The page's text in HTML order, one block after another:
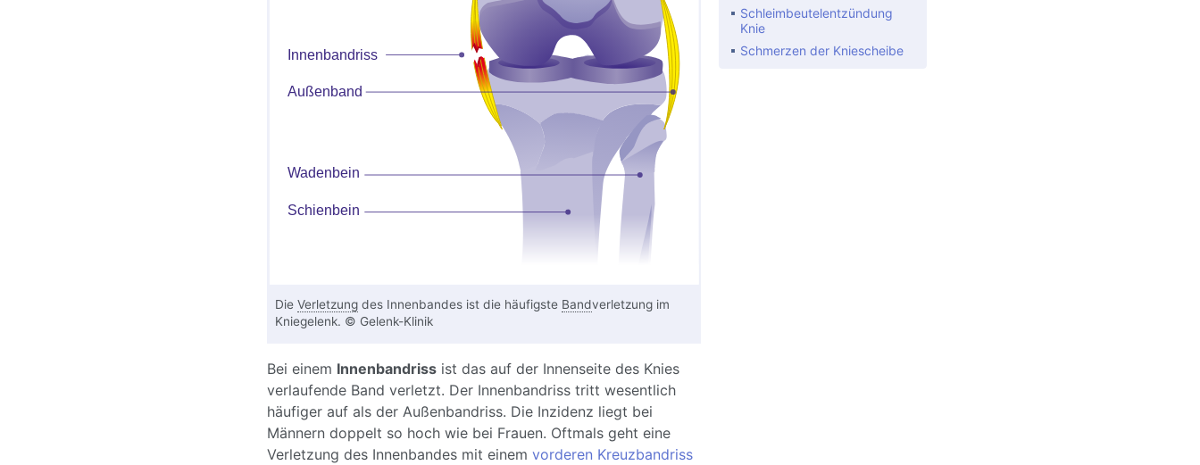
Die Verletzungdes Innenbandes ist die häufigste Bandverletzung im
Kniegelenk. © Gelenk-Klinik
Bei einem Innenbandrissist das auf der Innenseite des Knies
verlaufende Band verletzt. Der Innenbandriss tritt wesentlich
häufiger auf als der Außenbandriss. Die Inzidenz liegt bei
Männern doppelt so hoch wie bei Frauen. Oftmals geht eine
Verletzung des Innenbandes mit einem vorderen Kreuzbandriss
Schleimbeutelentzündung
Knie
Schmerzen der Kniescheibe